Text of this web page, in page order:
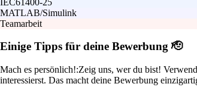
MATLAB/Simulink
Teamarbeit
Einige Tipps für deine Bewerbung 🫡
Mach es persönlich!:Zeig uns, wer du bist!
interessierst. Das macht deine Bewerbung